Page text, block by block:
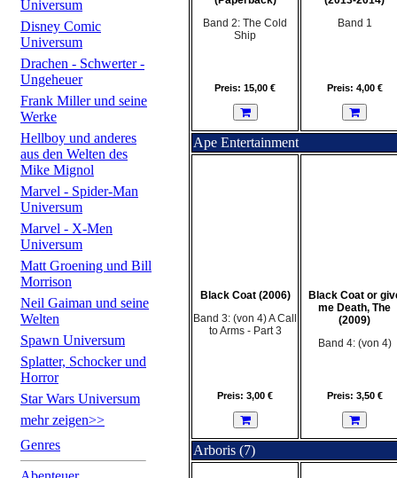
Universum
Disney Comic
Universum
Drachen - Schwerter -
Ungeheuer
Frank Miller und seine
Werke
Hellboy und anderes
aus den Welten des
Mike Mignol
Marvel - Spider-Man
Universum
Marvel - X-Men
Universum
Matt Groening und Bill
Morrison
Neil Gaiman und seine
Welten
Spawn Universum
Splatter, Schocker und
Horror
Star Wars Universum
mehr zeigen>>
Genres
Band 2: The Cold
Ship
Preis: 15,00 €
Band 1
Preis: 4,00 €
Ape Entertainment
Black Coat (2006)
Band 3: (von 4) A Call
to Arms - Part 3
Preis: 3,00 €
Black Coat or
me Death, The
(2009)
Band 4: (von 4)
Preis: 3,50 €
Arboris (7)